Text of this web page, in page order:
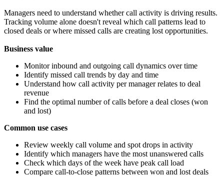
Managers need to understand whether call activity is driving results.
Tracking volume alone doesn't reveal which call patterns lead to
closed deals or where missed calls are creating lost opportunities.
Business value
Monitor inbound and outgoing call dynamics over time
Identify missed call trends by day and time
Understand how call activity per manager relates to deal
revenue
Find the optimal number of calls before a deal closes (won
and lost)
Common use cases
Review weekly call volume and spot drops in activity
Identify which managers have the most unanswered calls
Check which days of the week have peak call load
Compare call-to-close patterns between won and lost deals